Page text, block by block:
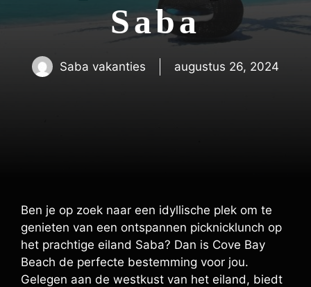
Saba
Saba vakanties augustus 26, 2024
Ben je op zoek naar een idyllische plek om te
genieten van een ontspannen picknicklunch op
het prachtige eiland Saba? Dan is Cove Bay
Beach de perfecte bestemming voor jou.
Gelegen aan de westkust van het eiland, biedt